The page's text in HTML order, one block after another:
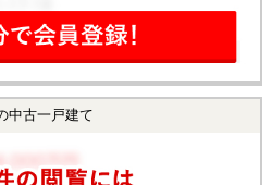
中古一戸建て